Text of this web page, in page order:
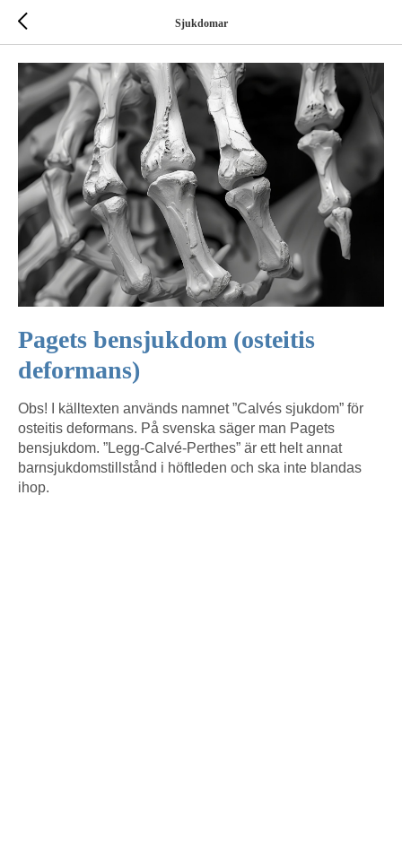
Sjukdomar
Pagets bensjukdom (osteitis
deformans)
Obs! I källtexten används namnet ”Calvés sjukdom” för
osteitis deformans. På svenska säger man Pagets
bensjukdom. ”Legg-Calvé-Perthes” är ett helt annat
barnsjukdomstillstånd i höftleden och ska inte blandas
ihop.